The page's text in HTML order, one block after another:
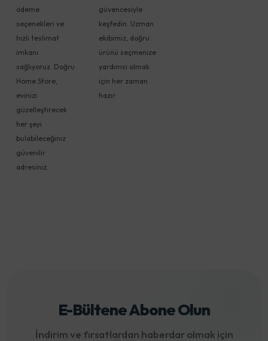
ödeme
seçenekleri ve
hızlı teslimat
imkanı
sağlıyoruz. Doğru
Home Store,
evinizi
güzelleştirecek
her şeyi
bulabileceğiniz
güvenilir
adresiniz.
güvencesiyle
keşfedin. Uzman
ekibimiz, doğru
ürünü seçmenize
yardımcı olmak
için her zaman
hazır.
E-Bültene Abone Olun
İndirim ve fırsatlardan haberdar olmak için